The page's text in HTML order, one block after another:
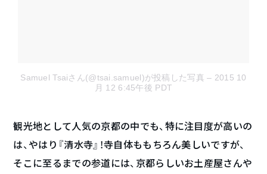
Samuel Tsaiさん(@tsai.samuel)が投稿した写真 – 2015 10
月 12 6:45午後 PDT
観光地として人気の京都の中でも、特に注目度が高いの
は、やはり『清水寺』！寺自体ももちろん美しいですが、
そこに至るまでの参道には、京都らしいお土産屋さんや